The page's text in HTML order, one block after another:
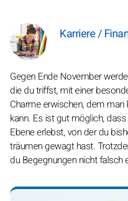
Karriere /
Gegen Ende November
die du triffst, mit einer
Charme erwischen, dem
kann. Es ist gut möglich,
Ebene erlebst, von der du
träumen gewagt hast.
du Begegnungen nicht falsch